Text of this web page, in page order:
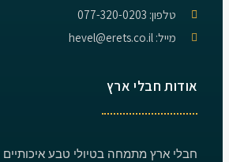
טלפון: 077-320-0203
מייל: hevel@erets.co.il
אודות חבלי ארץ
חבלי ארץ מתמחה בטיולי טבע